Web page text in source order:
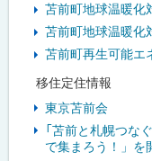
苫前町地球温暖化
苫前町地球温暖化
苫前町再生可能エ
移住定住情報
東京苫前会
「苫前と札幌つな
で集まろう！」を